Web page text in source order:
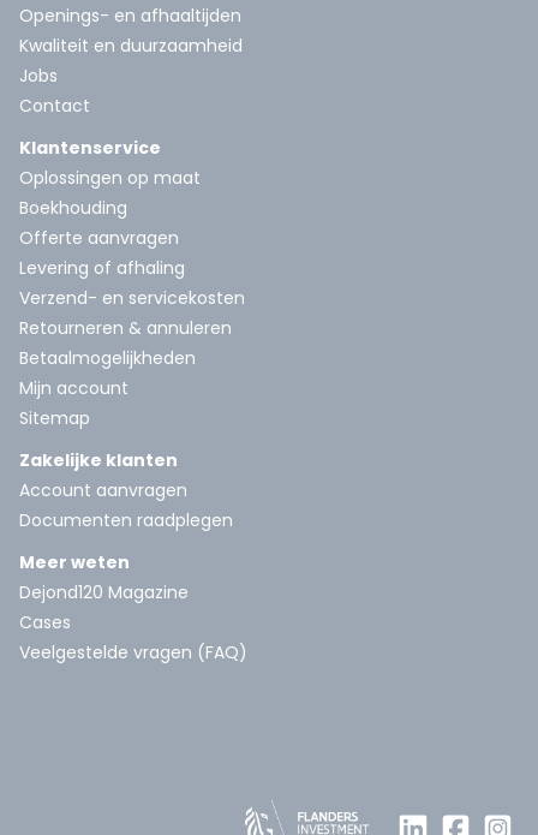
Openings- en afhaaltijden
Kwaliteit en duurzaamheid
Jobs
Contact
Klantenservice
Oplossingen op maat
Boekhouding
Offerte aanvragen
Levering of afhaling
Verzend- en servicekosten
Retourneren & annuleren
Betaalmogelijkheden
Mijn account
Sitemap
Zakelijke klanten
Account aanvragen
Documenten raadplegen
Meer weten
Dejond120 Magazine
Cases
Veelgestelde vragen (FAQ)